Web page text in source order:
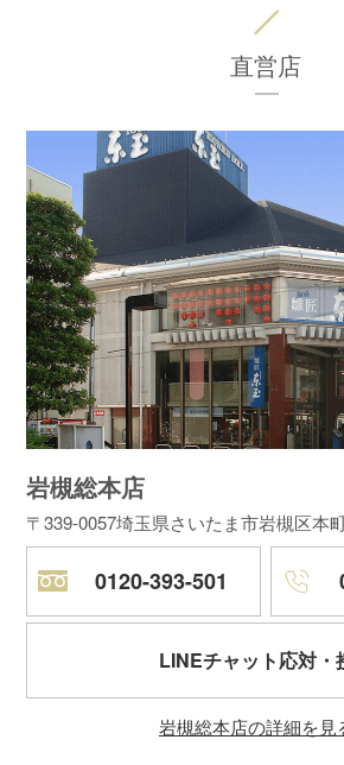
直営店
岩槻総本店
〒339-0057埼玉県さいたま市岩槻区本
0120-393-501
LINEチャット応対・
岩槻総本店の詳細を見